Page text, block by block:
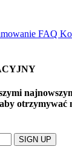
FAQ
otrzymywać